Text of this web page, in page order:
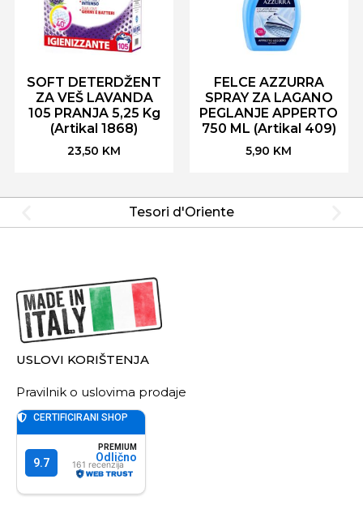
SOFT DETERDŽENT
ZA VEŠ LAVANDA
105 PRANJA 5,25 Kg
(Artikal 1868)
23,50 KM
FELCE AZZURRA
SPRAY ZA LAGANO
PEGLANJE APPERTO
750 ML (Artikal 409)
5,90 KM
Tesori d'Oriente
USLOVI KORIŠTENJA
Pravilnik o uslovima prodaje